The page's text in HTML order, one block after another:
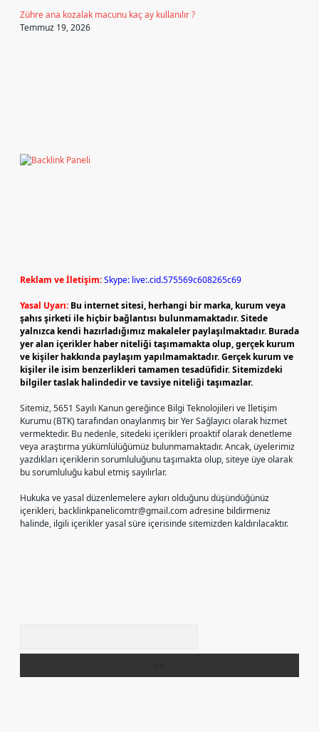
Zühre ana kozalak macunu kaç ay kullanılır ?
Temmuz 19, 2026
Reklam ve İletişim:Skype: live:.cid.575569c608265c69
Yasal Uyarı: Bu internet sitesi, herhangi bir marka, kurum veya
şahıs şirketi ile hiçbir bağlantısı bulunmamaktadır. Sitede
yalnızca kendi hazırladığımız makaleler paylaşılmaktadır. Burada
yer alan içerikler haber niteliği taşımamakta olup, gerçek kurum
ve kişiler hakkında paylaşım yapılmamaktadır. Gerçek kurum ve
kişiler ile isim benzerlikleri tamamen tesadüfidir. Sitemizdeki
bilgiler taslak halindedir ve tavsiye niteliği taşımazlar.
Sitemiz, 5651 Sayılı Kanun gereğince Bilgi Teknolojileri ve İletişim
Kurumu (BTK) tarafından onaylanmış bir Yer Sağlayıcı olarak hizmet
vermektedir. Bu nedenle, sitedeki içerikleri proaktif olarak denetleme
veya araştırma yükümlülüğümüz bulunmamaktadır. Ancak, üyelerimiz
yazdıkları içeriklerin sorumluluğunu taşımakta olup, siteye üye olarak
bu sorumluluğu kabul etmiş sayılırlar.
Hukuka ve yasal düzenlemelere aykırı olduğunu düşündüğünüz
içerikleri, backlinkpanelicomtr@gmail.comadresine bildirmeniz
halinde, ilgili içerikler yasal süre içerisinde sitemizden kaldırılacaktır.